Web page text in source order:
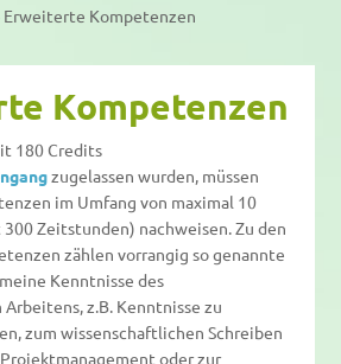
Erweiterte Kompetenzen
Kompetenzen
180 Credits
zugelassen wurden, müssen
im Umfang von maximal 10
Zeitstunden) nachweisen. Zu den
zählen vorrangig so genannte
Kenntnisse des
z.B. Kenntnisse zu
zum wissenschaftlichen Schreiben
oder zur